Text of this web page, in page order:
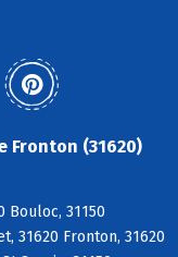
Fronton (31620)
Bouloc, 31150
31620 Fronton, 31620